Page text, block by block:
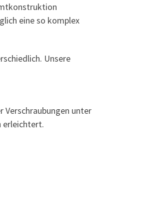
eine so komplex
Unsere
Verschraubungen unter
erleichtert.